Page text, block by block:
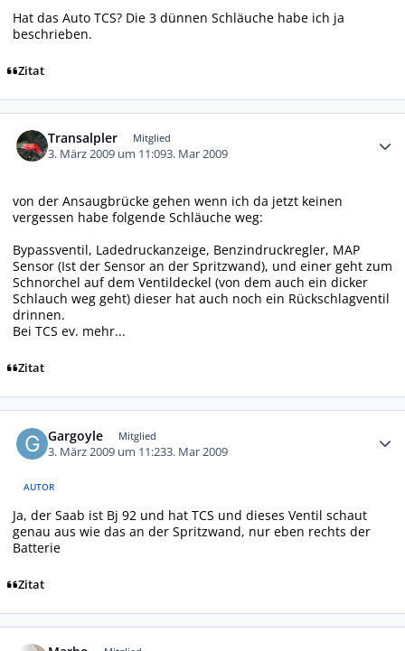
Hat das Auto TCS? Die 3 dünnen Schläuche habe ich ja
beschrieben.
Zitat
Transalpler Mitglied
3. März 2009 um 11:093. Mar 2009
von der Ansaugbrücke gehen wenn ich da jetzt keinen
vergessen habe folgende Schläuche weg:
Bypassventil, Ladedruckanzeige, Benzindruckregler, MAP
Sensor (Ist der Sensor an der Spritzwand), und einer geht zum
Schnorchel auf dem Ventildeckel (von dem auch ein dicker
Schlauch weg geht) dieser hat auch noch ein Rückschlagventil
drinnen.
Bei TCS ev. mehr...
Zitat
Gargoyle Mitglied
3. März 2009 um 11:233. Mar 2009
AUTOR
Ja, der Saab ist Bj 92 und hat TCS und dieses Ventil schaut
genau aus wie das an der Spritzwand, nur eben rechts der
Batterie
Zitat